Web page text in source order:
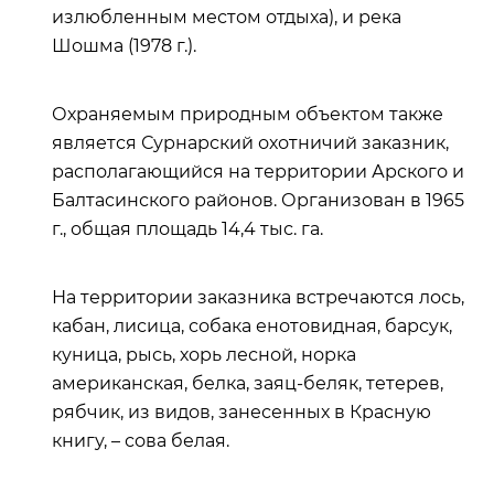
излюбленным местом отдыха), и река
Шошма (1978 г.).
Охраняемым природным объектом также
является Сурнарский охотничий заказник,
располагающийся на территории Арского и
Балтасинского районов. Организован в 1965
г., общая площадь 14,4 тыс. га.
На территории заказника встречаются лось,
кабан, лисица, собака енотовидная, барсук,
куница, рысь, хорь лесной, норка
американская, белка, заяц-беляк, тетерев,
рябчик, из видов, занесенных в Красную
книгу, – сова белая.